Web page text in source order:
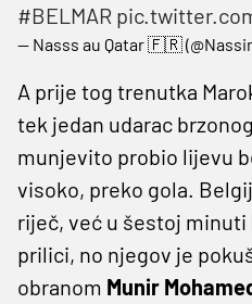
#BELMAR
— Nasss au Qatar 🇫🇷
A prije tog trenutka
tek jedan udarac
munjevito probio lijevu
visoko, preko gola.
riječ, već u šestoj minuti
prilici, no njegov je
obranom Munir